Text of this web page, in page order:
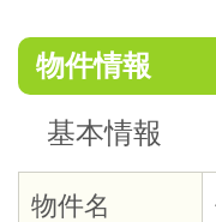
物件情報
基本情報
物件名